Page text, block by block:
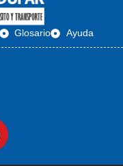
Glosario Ayuda